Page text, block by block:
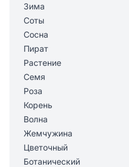
Зима
Соты
Сосна
Пират
Растение
Семя
Роза
Корень
Волна
Жемчужина
Цветочный
Ботанический